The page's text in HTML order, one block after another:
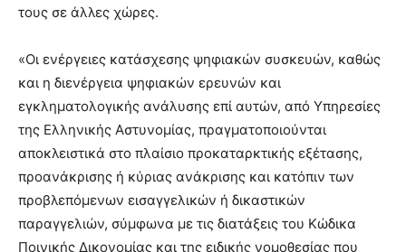
τους σε άλλες χώρες.
«Οι ενέργειες κατάσχεσης ψηφιακών συσκευών, καθώς
και η διενέργεια ψηφιακών ερευνών και
εγκληματολογικής ανάλυσης επί αυτών, από Υπηρεσίες
της Ελληνικής Αστυνομίας, πραγματοποιούνται
αποκλειστικά στο πλαίσιο προκαταρκτικής εξέτασης,
προανάκρισης ή κύριας ανάκρισης και κατόπιν των
προβλεπόμενων εισαγγελικών ή δικαστικών
παραγγελιών, σύμφωνα με τις διατάξεις του Κώδικα
Ποινικής Δικονομίας και της ειδικής νομοθεσίας που